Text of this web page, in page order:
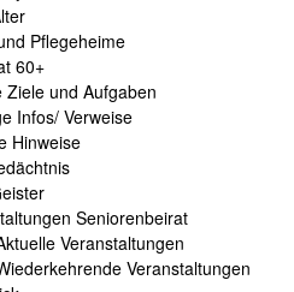
Pflegeheime
60+
Ziele und Aufgaben
Infos/ Verweise
Hinweise
Seniorenbeirat
Veranstaltungen
Veranstaltungen